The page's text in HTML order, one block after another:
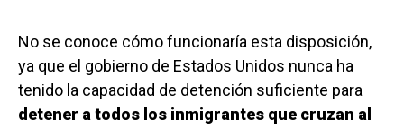
No se conoce cómo funcionaría esta disposición,
ya que el gobierno de Estados Unidos nunca ha
tenido la capacidad de detención suficiente para
detener a todos los inmigrantes que cruzan al